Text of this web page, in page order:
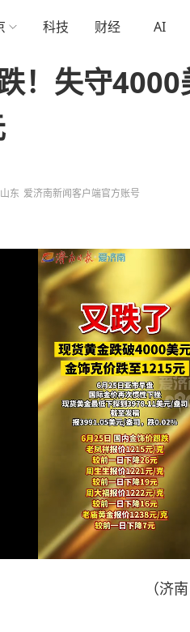
科技 财经 AI
！失守
山东 爱济南新闻客户端官方账号
（济